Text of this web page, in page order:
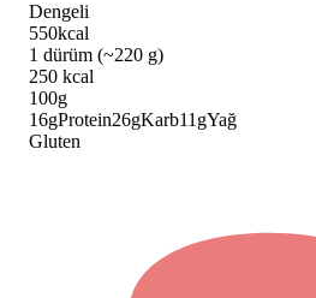
Dengeli
550kcal
1 dürüm (~220 g)
250 kcal
100g
16gProtein26gKarb11 gYağ
Gluten